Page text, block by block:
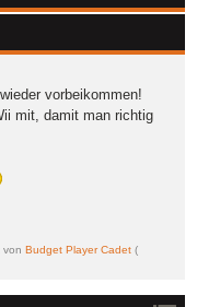
vorbeikommen!
mit, damit man richtig
von Budget Player Cadet (